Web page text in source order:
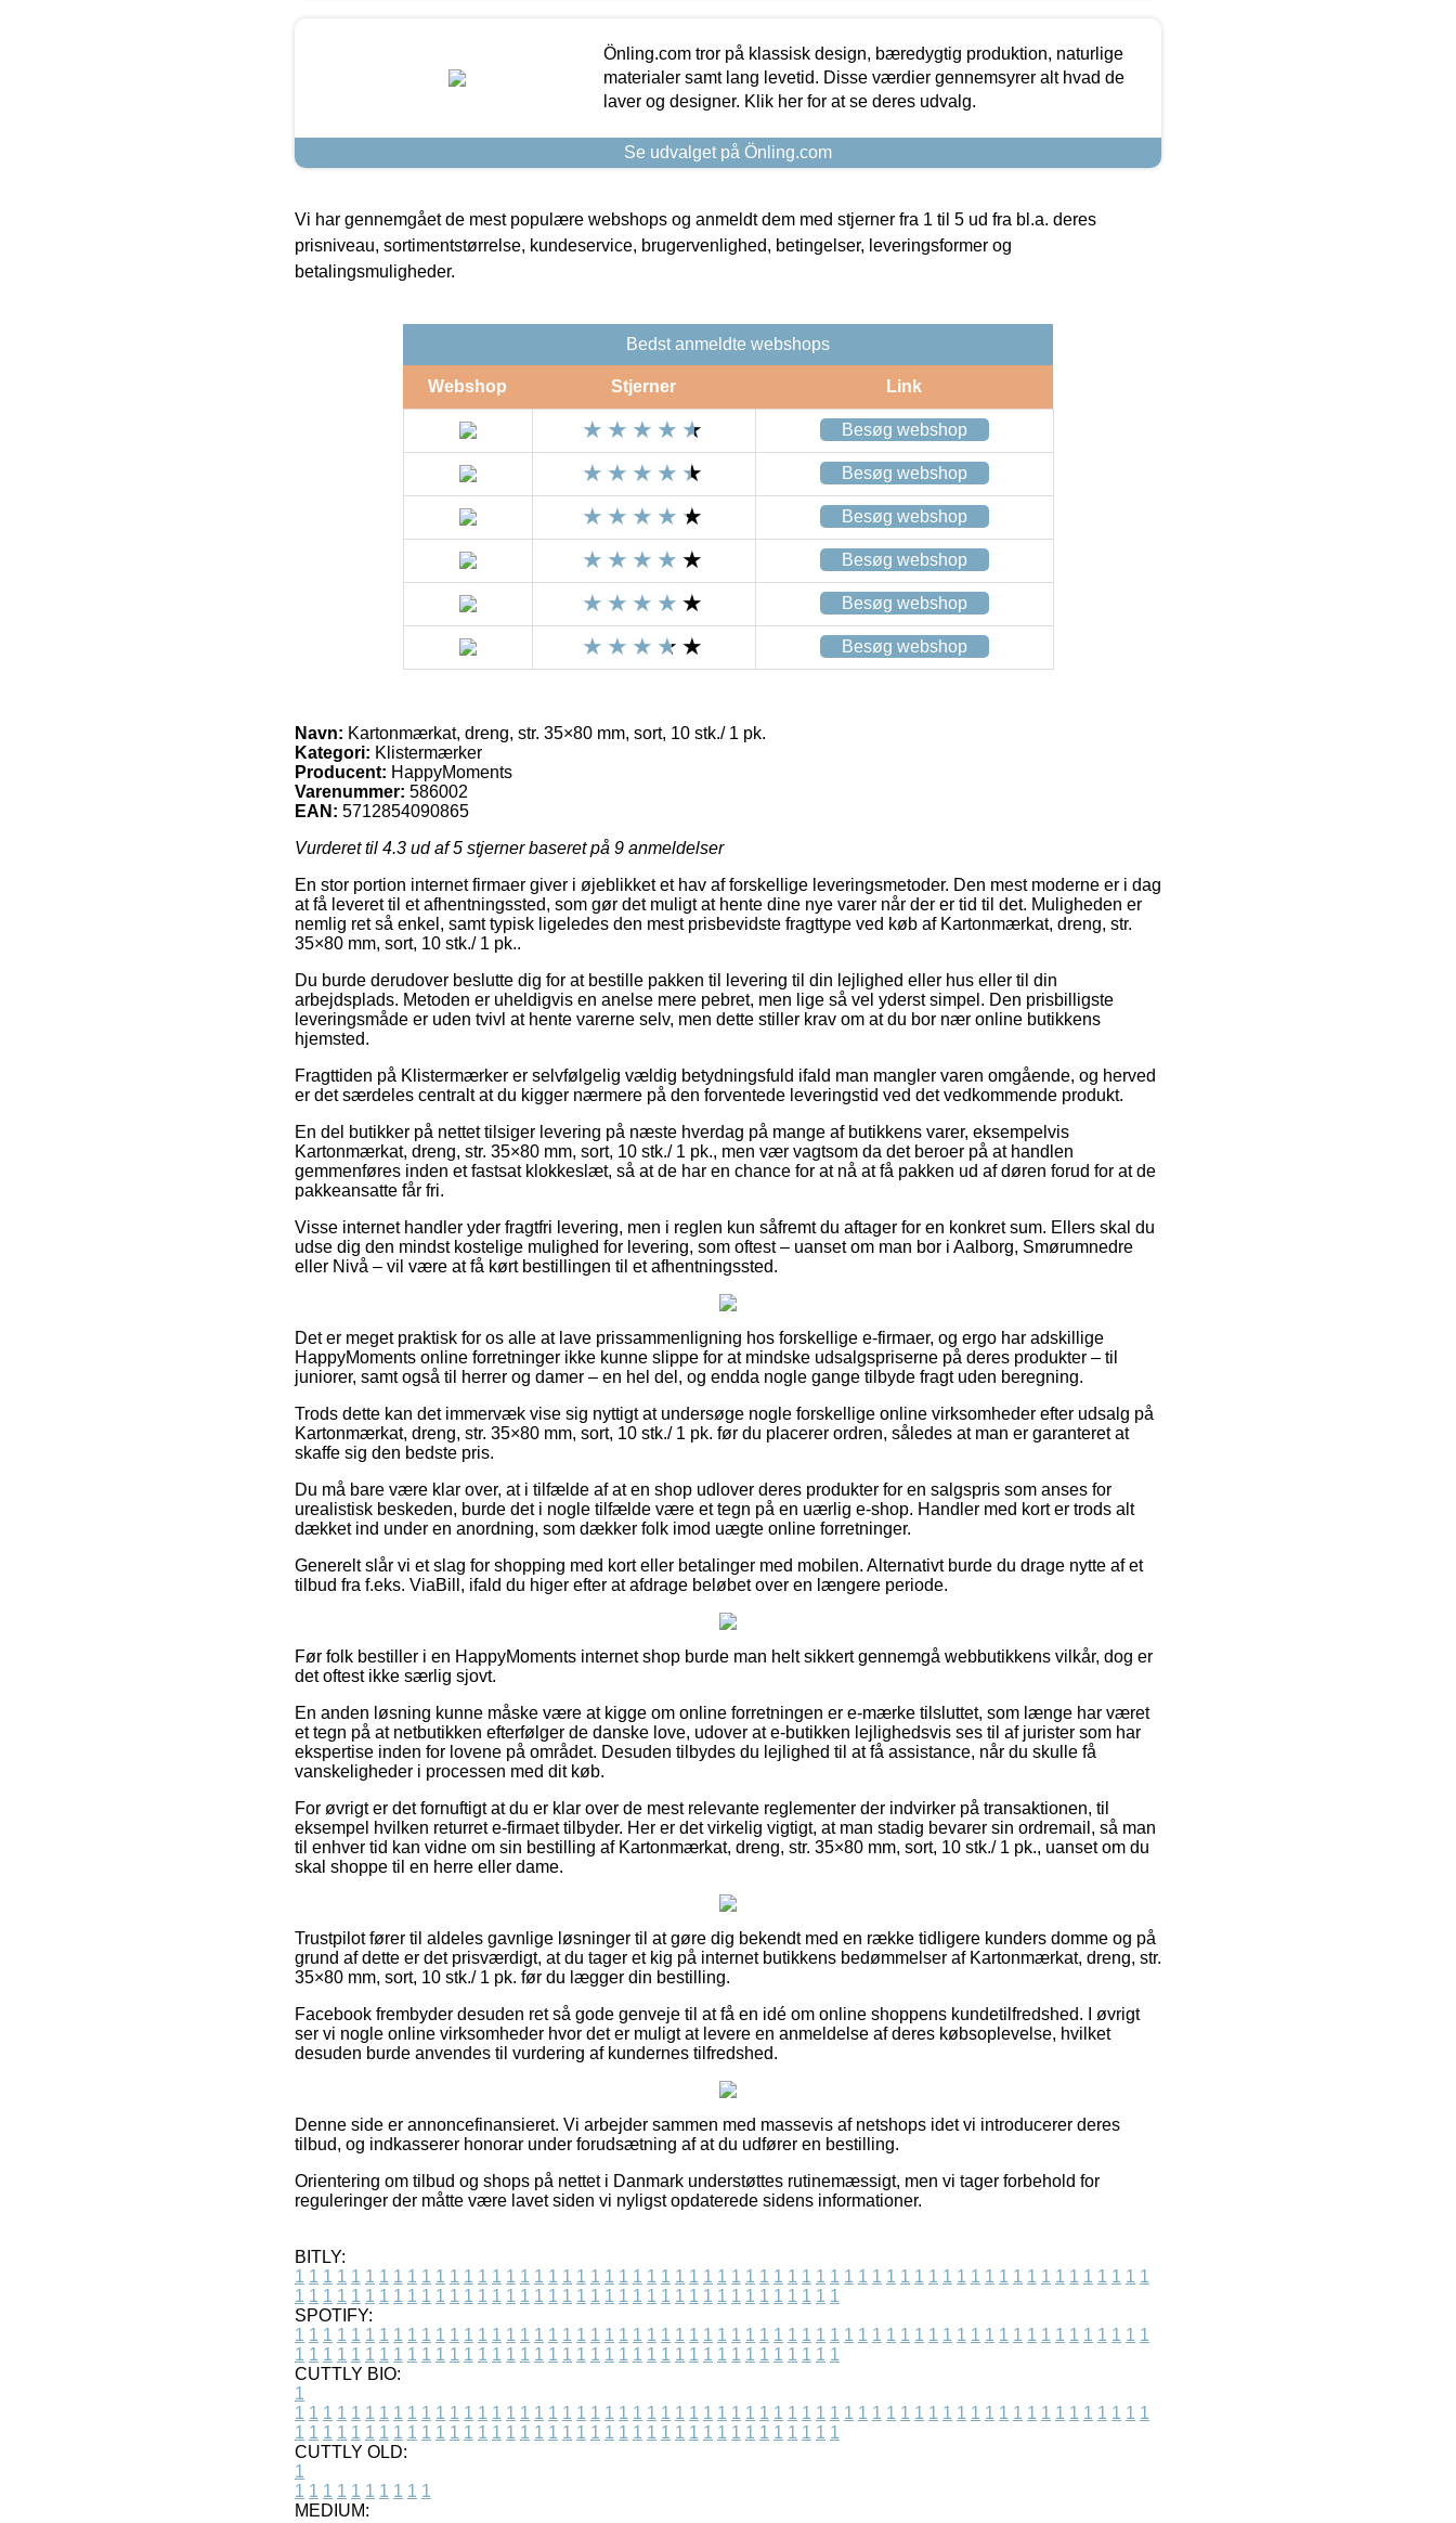
Önling.com tror på klassisk design, bæredygtig produktion, naturlige
materialer samt lang levetid. Disse værdier gennemsyrer alt hvad de
laver og designer. Klik her for at se deres udvalg.
Se udvalget på Önling.com
Vi har gennemgået de mest populære webshops og anmeldt dem med stjerner fra 1 til 5 ud fra bl.a. deres
prisniveau, sortimentstørrelse, kundeservice, brugervenlighed, betingelser, leveringsformer og
betalingsmuligheder.
Bedst anmeldte webshops
Webshop Stjerner Link
Besøg webshop
Besøg webshop
Besøg webshop
Besøg webshop
Besøg webshop
Besøg webshop
Navn: Kartonmærkat, dreng, str. 35×80 mm, sort, 10 stk./ 1 pk.
Kategori: Klistermærker
Producent: HappyMoments
Varenummer: 586002
EAN: 5712854090865
Vurderet til 4.3 ud af 5 stjerner baseret på 9 anmeldelser
En stor portion internet firmaer giver i øjeblikket et hav af forskellige leveringsmetoder. Den mest moderne er i dag
at få leveret til et afhentningssted, som gør det muligt at hente dine nye varer når der er tid til det. Muligheden er
nemlig ret så enkel, samt typisk ligeledes den mest prisbevidste fragttype ved køb af Kartonmærkat, dreng, str.
35×80 mm, sort, 10 stk./ 1 pk..
Du burde derudover beslutte dig for at bestille pakken til levering til din lejlighed eller hus eller til din
arbejdsplads. Metoden er uheldigvis en anelse mere pebret, men lige så vel yderst simpel. Den prisbilligste
leveringsmåde er uden tvivl at hente varerne selv, men dette stiller krav om at du bor nær online butikkens
hjemsted.
Fragttiden på Klistermærker er selvfølgelig vældig betydningsfuld ifald man mangler varen omgående, og herved
er det særdeles centralt at du kigger nærmere på den forventede leveringstid ved det vedkommende produkt.
En del butikker på nettet tilsiger levering på næste hverdag på mange af butikkens varer, eksempelvis
Kartonmærkat, dreng, str. 35×80 mm, sort, 10 stk./ 1 pk., men vær vagtsom da det beroer på at handlen
gemmenføres inden et fastsat klokkeslæt, så at de har en chance for at nå at få pakken ud af døren forud for at de
pakkeansatte får fri.
Visse internet handler yder fragtfri levering, men i reglen kun såfremt du aftager for en konkret sum. Ellers skal du
udse dig den mindst kostelige mulighed for levering, som oftest – uanset om man bor i Aalborg, Smørumnedre
eller Nivå – vil være at få kørt bestillingen til et afhentningssted.
Det er meget praktisk for os alle at lave prissammenligning hos forskellige e-firmaer, og ergo har adskillige
HappyMoments online forretninger ikke kunne slippe for at mindske udsalgspriserne på deres produkter – til
juniorer, samt også til herrer og damer – en hel del, og endda nogle gange tilbyde fragt uden beregning.
Trods dette kan det immervæk vise sig nyttigt at undersøge nogle forskellige online virksomheder efter udsalg på
Kartonmærkat, dreng, str. 35×80 mm, sort, 10 stk./ 1 pk. før du placerer ordren, således at man er garanteret at
skaffe sig den bedste pris.
Du må bare være klar over, at i tilfælde af at en shop udlover deres produkter for en salgspris som anses for
urealistisk beskeden, burde det i nogle tilfælde være et tegn på en uærlig e-shop. Handler med kort er trods alt
dækket ind under en anordning, som dækker folk imod uægte online forretninger.
Generelt slår vi et slag for shopping med kort eller betalinger med mobilen. Alternativt burde du drage nytte af et
tilbud fra f.eks. ViaBill, ifald du higer efter at afdrage beløbet over en længere periode.
Før folk bestiller i en HappyMoments internet shop burde man helt sikkert gennemgå webbutikkens vilkår, dog er
det oftest ikke særlig sjovt.
En anden løsning kunne måske være at kigge om online forretningen er e-mærke tilsluttet, som længe har været
et tegn på at netbutikken efterfølger de danske love, udover at e-butikken lejlighedsvis ses til af jurister som har
ekspertise inden for lovene på området. Desuden tilbydes du lejlighed til at få assistance, når du skulle få
vanskeligheder i processen med dit køb.
For øvrigt er det fornuftigt at du er klar over de mest relevante reglementer der indvirker på transaktionen, til
eksempel hvilken returret e-firmaet tilbyder. Her er det virkelig vigtigt, at man stadig bevarer sin ordremail, så man
til enhver tid kan vidne om sin bestilling af Kartonmærkat, dreng, str. 35×80 mm, sort, 10 stk./ 1 pk., uanset om du
skal shoppe til en herre eller dame.
Trustpilot fører til aldeles gavnlige løsninger til at gøre dig bekendt med en række tidligere kunders domme og på
grund af dette er det prisværdigt, at du tager et kig på internet butikkens bedømmelser af Kartonmærkat, dreng, str.
35×80 mm, sort, 10 stk./ 1 pk. før du lægger din bestilling.
Facebook frembyder desuden ret så gode genveje til at få en idé om online shoppens kundetilfredshed. I øvrigt
ser vi nogle online virksomheder hvor det er muligt at levere en anmeldelse af deres købsoplevelse, hvilket
desuden burde anvendes til vurdering af kundernes tilfredshed.
Denne side er annoncefinansieret. Vi arbejder sammen med massevis af netshops idet vi introducerer deres
tilbud, og indkasserer honorar under forudsætning af at du udfører en bestilling.
Orientering om tilbud og shops på nettet i Danmark understøttes rutinemæssigt, men vi tager forbehold for
reguleringer der måtte være lavet siden vi nyligst opdaterede sidens informationer.
BITLY:
1 1 1 1 1 1 1 1 1 1 1 1 1 1 1 1 1 1 1 1 1 1 1 1 1 1 1 1 1 1 1 1 1 1 1 1 1 1 1 1 1 1 1 1 1 1 1 1 1 1 1 1 1 1 1 1 1 1 1 1 1
1 1 1 1 1 1 1 1 1 1 1 1 1 1 1 1 1 1 1 1 1 1 1 1 1 1 1 1 1 1 1 1 1 1 1 1 1 1 1
SPOTIFY:
1 1 1 1 1 1 1 1 1 1 1 1 1 1 1 1 1 1 1 1 1 1 1 1 1 1 1 1 1 1 1 1 1 1 1 1 1 1 1 1 1 1 1 1 1 1 1 1 1 1 1 1 1 1 1 1 1 1 1 1 1
1 1 1 1 1 1 1 1 1 1 1 1 1 1 1 1 1 1 1 1 1 1 1 1 1 1 1 1 1 1 1 1 1 1 1 1 1 1 1
CUTTLY BIO:
1
1 1 1 1 1 1 1 1 1 1 1 1 1 1 1 1 1 1 1 1 1 1 1 1 1 1 1 1 1 1 1 1 1 1 1 1 1 1 1 1 1 1 1 1 1 1 1 1 1 1 1 1 1 1 1 1 1 1 1 1 1
1 1 1 1 1 1 1 1 1 1 1 1 1 1 1 1 1 1 1 1 1 1 1 1 1 1 1 1 1 1 1 1 1 1 1 1 1 1 1
CUTTLY OLD:
1
1 1 1 1 1 1 1 1 1 1
MEDIUM: